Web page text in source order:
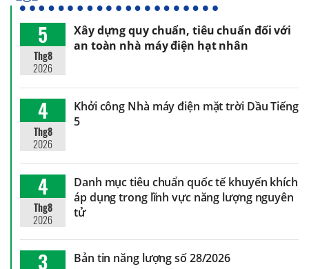
5
Thg8
2026
Xây dựng quy chuẩn, tiêu chuẩn đối với
an toàn nhà máy điện hạt nhân
4
Thg8
2026
Khởi công Nhà máy điện mặt trời Dầu Tiếng
5
4
Thg8
2026
Danh mục tiêu chuẩn quốc tế khuyến khích
áp dụng trong lĩnh vực năng lượng nguyên
tử
3 Bản tin năng lượng số 28/2026